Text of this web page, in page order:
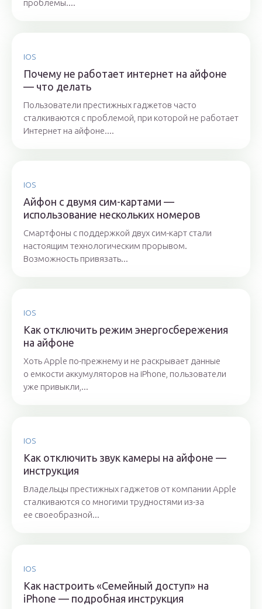
проблемы....
IOS
Почему не работает интернет на айфоне
— что делать
Пользователи престижных гаджетов часто
сталкиваются с проблемой, при которой не работает
Интернет на айфоне....
IOS
Айфон с двумя сим-картами —
использование нескольких номеров
Смартфоны с поддержкой двух сим-карт стали
настоящим технологическим прорывом.
Возможность привязать...
IOS
Как отключить режим энергосбережения
на айфоне
Хоть Apple по-прежнему и не раскрывает данные
о емкости аккумуляторов на iPhone, пользователи
уже привыкли,...
IOS
Как отключить звук камеры на айфоне —
инструкция
Владельцы престижных гаджетов от компании Apple
сталкиваются со многими трудностями из-за
ее своеобразной...
IOS
Как настроить «Семейный доступ» на
iPhone — подробная инструкция